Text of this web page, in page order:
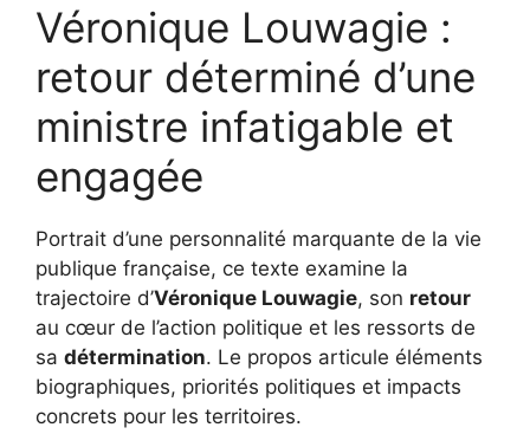
Véronique Louwagie :
retour déterminé d’une
ministre infatigable et
engagée
Portrait d’une personnalité marquante de la vie
publique française, ce texte examine la
trajectoire d’Véronique Louwagie, son retour
au cœur de l’action politique et les ressorts de
sa détermination. Le propos articule éléments
biographiques, priorités politiques et impacts
concrets pour les territoires.